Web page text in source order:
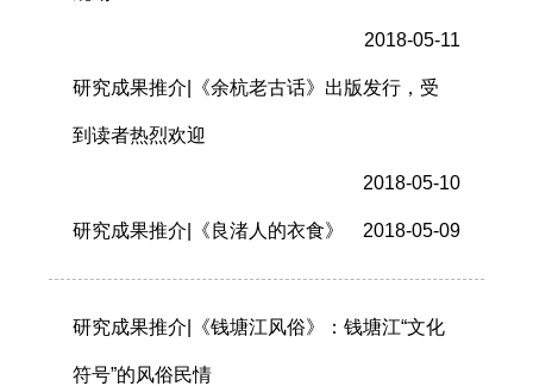
2018-05-11
研究成果推介|《余杭老古话》出版发行，受
到读者热烈欢迎
2018-05-10
研究成果推介|《良渚人的衣食》 2018-05-09
研究成果推介|《钱塘江风俗》：钱塘江“文化
符号”的风俗民情